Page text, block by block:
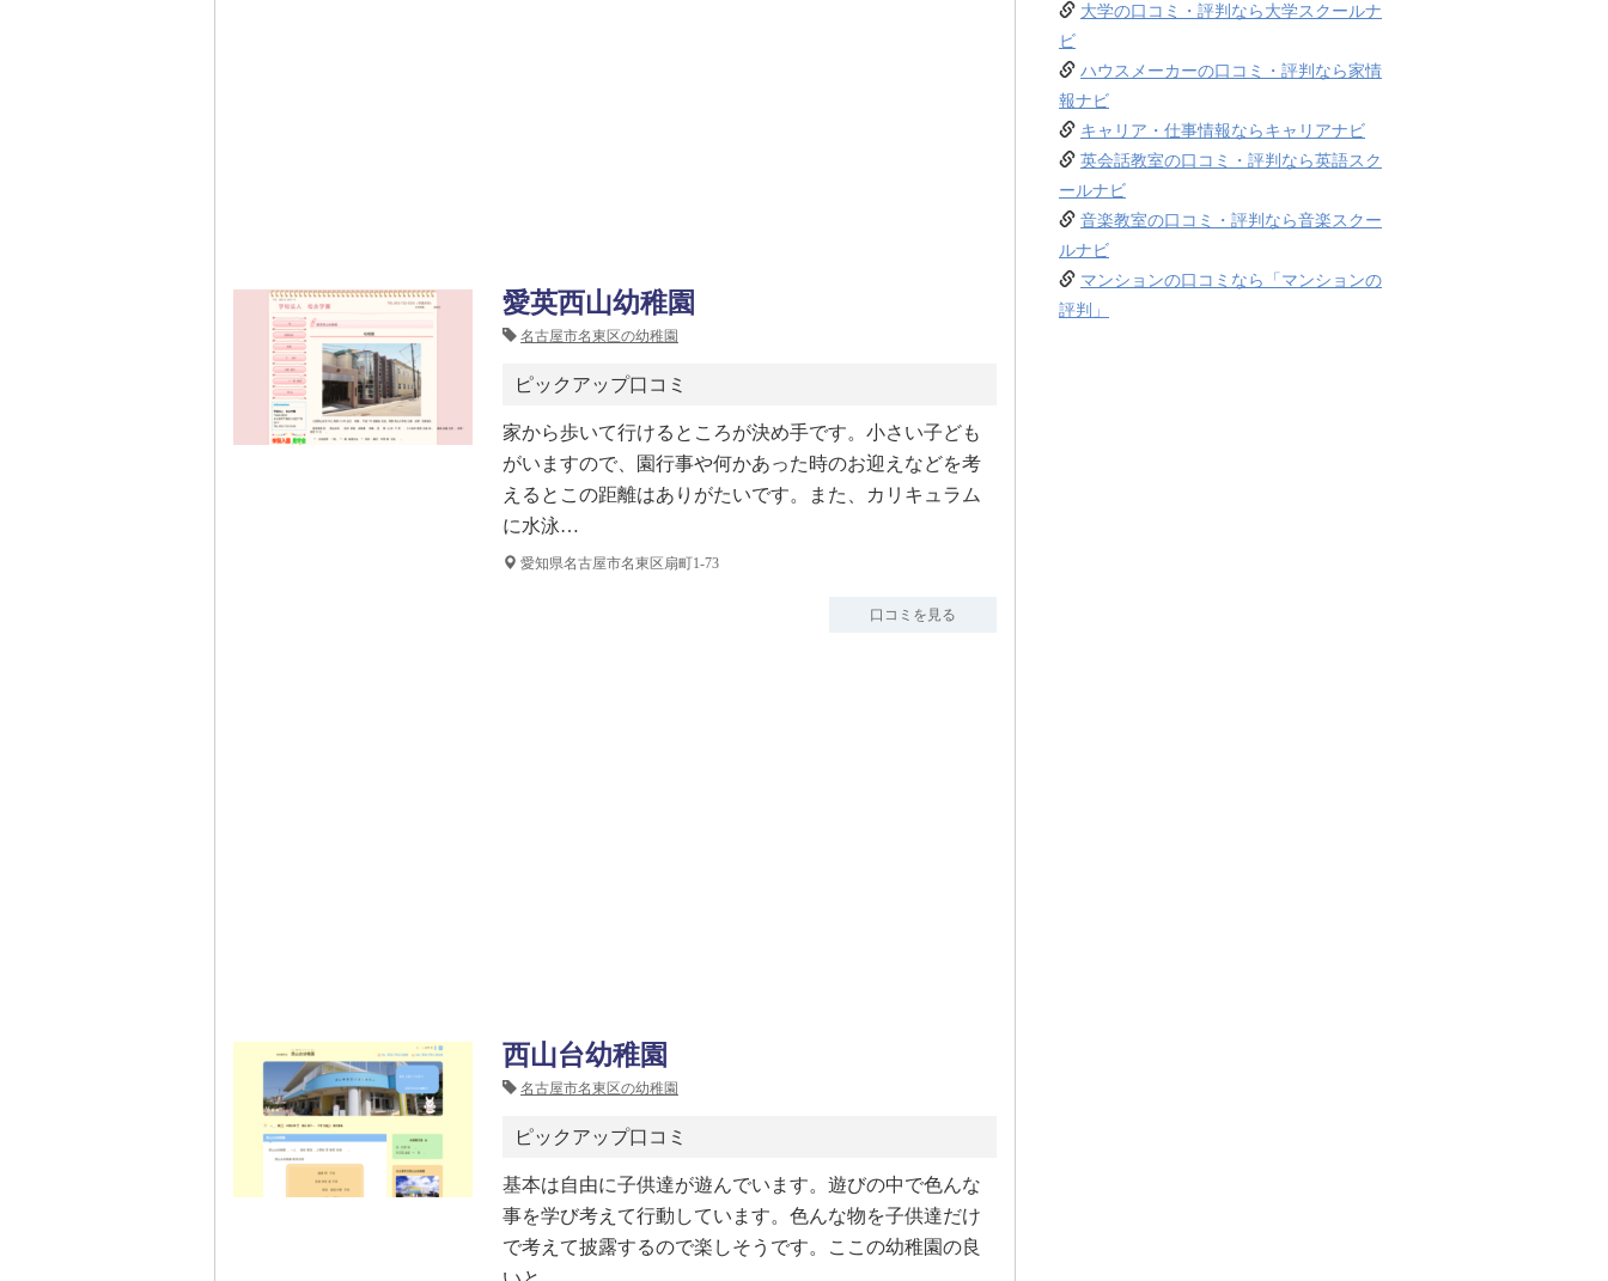
愛英西山幼稚園
名古屋市名東区の幼稚園
ピックアップ口コミ
家から歩いて行けるところが決め手です。小さい子ども
がいますので、園行事や何かあった時のお迎えなどを考
えるとこの距離はありがたいです。また、カリキュラム
に水泳…
愛知県名古屋市名東区扇町1-73
口コミを見る
西山台幼稚園
名古屋市名東区の幼稚園
ピックアップ口コミ
基本は自由に子供達が遊んでいます。遊びの中で色んな
事を学び考えて行動しています。色んな物を子供達だけ
で考えて披露するので楽しそうです。ここの幼稚園の良
大学の口コミ・評判なら大学スクールナ
ビ
ハウスメーカーの口コミ・評判なら家情
報ナビ
キャリア・仕事情報ならキャリアナビ
英会話教室の口コミ・評判なら英語スク
ールナビ
音楽教室の口コミ・評判なら音楽スクー
ルナビ
マンションの口コミなら「マンションの
評判」